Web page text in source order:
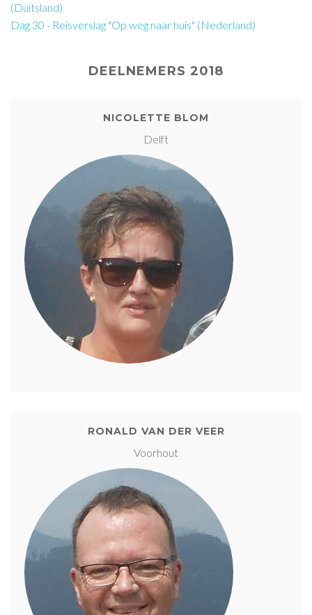
(Duitsland)
Dag 30 - Reisverslag "Op weg naar huis" (Nederland)
DEELNEMERS 2018
NICOLETTE BLOM
Delft
RONALD VAN DER VEER
Voorhout